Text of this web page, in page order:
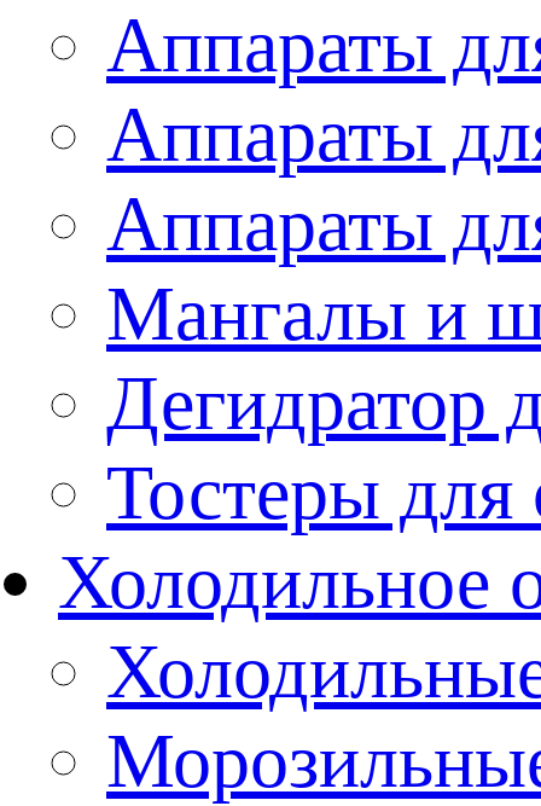
Аппараты
Аппараты
Аппараты
Мангалы и
Дегидратор
Тостеры
Холодильное